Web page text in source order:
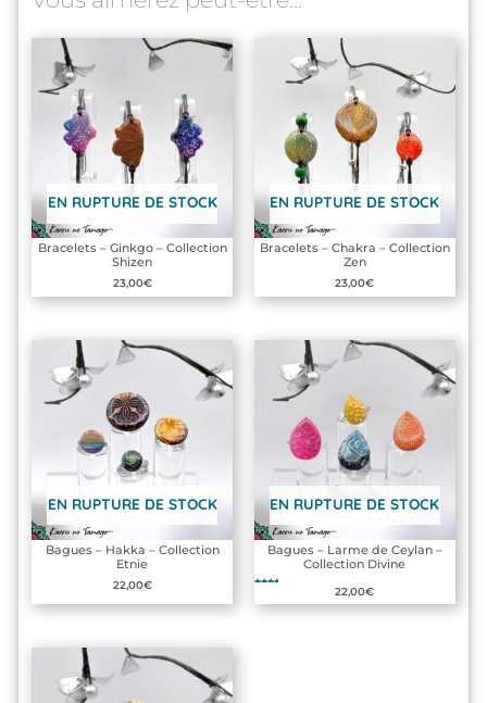
EN RUPTURE DE STOCK
Bracelets – Ginkgo – Collection
Shizen
23,00€
EN RUPTURE DE STOCK
Bracelets – Chakra – Collection
Zen
23,00€
EN RUPTURE DE STOCK
Bagues – Hakka – Collection
Etnie
22,00€
EN RUPTURE DE STOCK
Bagues – Larme de Ceylan –
Collection Divine
22,00€